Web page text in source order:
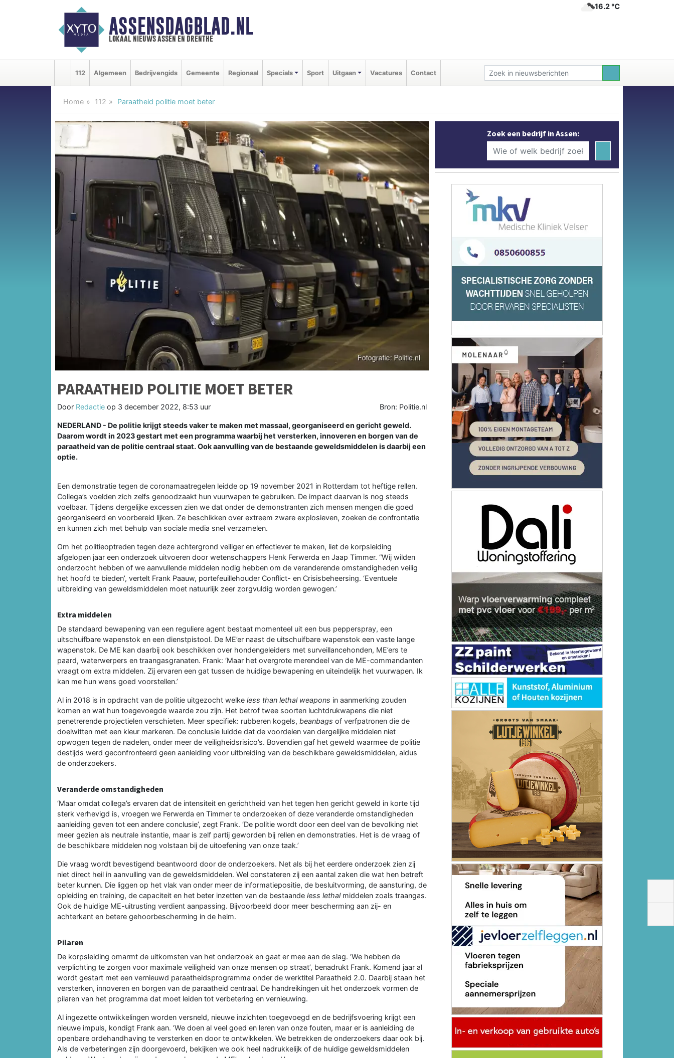
ASSENSDAGBLAD.NL
lokaal nieuws assen en drenthe
16.2 ℃
112 Algemeen Bedrijvengids Gemeente Regionaal Specials Sport Uitgaan Vacatures Contact
Home 112 Paraatheid politie moet beter
PARAATHEID POLITIE MOET BETER
Door Redactie op 3 december 2022, 8:53 uur Bron: Politie.nl
NEDERLAND - De politie krijgt steeds vaker te maken met massaal, georganiseerd en gericht geweld.
Daarom wordt in 2023 gestart met een programma waarbij het versterken, innoveren en borgen van de
paraatheid van de politie centraal staat. Ook aanvulling van de bestaande geweldsmiddelen is daarbij een
optie.
Een demonstratie tegen de coronamaatregelen leidde op 19 november 2021 in Rotterdam tot heftige rellen.
Collega’s voelden zich zelfs genoodzaakt hun vuurwapen te gebruiken. De impact daarvan is nog steeds
voelbaar. Tijdens dergelijke excessen zien we dat onder de demonstranten zich mensen mengen die goed
georganiseerd en voorbereid lijken. Ze beschikken over extreem zware explosieven, zoeken de confrontatie
en kunnen zich met behulp van sociale media snel verzamelen.
Om het politieoptreden tegen deze achtergrond veiliger en effectiever te maken, liet de korpsleiding
afgelopen jaar een onderzoek uitvoeren door wetenschappers Henk Ferwerda en Jaap Timmer. “Wij wilden
onderzocht hebben of we aanvullende middelen nodig hebben om de veranderende omstandigheden veilig
het hoofd te bieden’, vertelt Frank Paauw, portefeuillehouder Conflict- en Crisisbeheersing. ‘Eventuele
uitbreiding van geweldsmiddelen moet natuurlijk zeer zorgvuldig worden gewogen.’
Extra middelen
De standaard bewapening van een reguliere agent bestaat momenteel uit een bus pepperspray, een
uitschuifbare wapenstok en een dienstpistool. De ME’er naast de uitschuifbare wapenstok een vaste lange
wapenstok. De ME kan daarbij ook beschikken over hondengeleiders met surveillancehonden, ME’ers te
paard, waterwerpers en traangasgranaten. Frank: ‘Maar het overgrote merendeel van de ME-commandanten
vraagt om extra middelen. Zij ervaren een gat tussen de huidige bewapening en uiteindelijk het vuurwapen. Ik
kan me hun wens goed voorstellen.’
Al in 2018 is in opdracht van de politie uitgezocht welke less than lethal weapons in aanmerking zouden
komen en wat hun toegevoegde waarde zou zijn. Het betrof twee soorten luchtdrukwapens die niet
penetrerende projectielen verschieten. Meer specifiek: rubberen kogels, beanbags of verfpatronen die de
doelwitten met een kleur markeren. De conclusie luidde dat de voordelen van dergelijke middelen niet
opwogen tegen de nadelen, onder meer de veiligheidsrisico’s. Bovendien gaf het geweld waarmee de politie
destijds werd geconfronteerd geen aanleiding voor uitbreiding van de beschikbare geweldsmiddelen, aldus
de onderzoekers.
Veranderde omstandigheden
‘Maar omdat collega’s ervaren dat de intensiteit en gerichtheid van het tegen hen gericht geweld in korte tijd
sterk verhevigd is, vroegen we Ferwerda en Timmer te onderzoeken of deze veranderde omstandigheden
aanleiding geven tot een andere conclusie’, zegt Frank. ‘De politie wordt door een deel van de bevolking niet
meer gezien als neutrale instantie, maar is zelf partij geworden bij rellen en demonstraties. Het is de vraag of
de beschikbare middelen nog volstaan bij de uitoefening van onze taak.’
Die vraag wordt bevestigend beantwoord door de onderzoekers. Net als bij het eerdere onderzoek zien zij
niet direct heil in aanvulling van de geweldsmiddelen. Wel constateren zij een aantal zaken die wat hen betreft
beter kunnen. Die liggen op het vlak van onder meer de informatiepositie, de besluitvorming, de aansturing, de
opleiding en training, de capaciteit en het beter inzetten van de bestaande less lethalmiddelen zoals traangas.
Ook de huidige ME-uitrusting verdient aanpassing. Bijvoorbeeld door meer bescherming aan zij- en
achterkant en betere gehoorbescherming in de helm.
Pilaren
De korpsleiding omarmt de uitkomsten van het onderzoek en gaat er mee aan de slag. ‘We hebben de
verplichting te zorgen voor maximale veiligheid van onze mensen op straat’, benadrukt Frank. Komend jaar al
wordt gestart met een vernieuwd paraatheidsprogramma onder de werktitel Paraatheid 2.0. Daarbij staan het
versterken, innoveren en borgen van de paraatheid centraal. De handreikingen uit het onderzoek vormen de
pilaren van het programma dat moet leiden tot verbetering en vernieuwing.
Al ingezette ontwikkelingen worden versneld, nieuwe inzichten toegevoegd en de bedrijfsvoering krijgt een
nieuwe impuls, kondigt Frank aan. ‘We doen al veel goed en leren van onze fouten, maar er is aanleiding de
openbare ordehandhaving te versterken en door te ontwikkelen. We betrekken de onderzoekers daar ook bij.
Als de verbeteringen zijn doorgevoerd, bekijken we ook heel nadrukkelijk of de huidige geweldsmiddelen
Zoek een bedrijf in Assen: